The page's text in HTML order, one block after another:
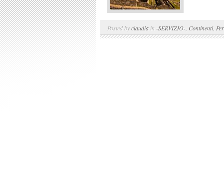
Posted byclaudia in -SERVIZIO- Continenti,